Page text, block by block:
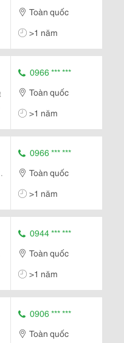
Toàn quốc
>1 năm
0966 *** ***
Toàn quốc
>1 năm
0966 *** ***
Toàn quốc
>1 năm
0944 *** ***
Toàn quốc
>1 năm
0906 *** ***
Toàn quốc